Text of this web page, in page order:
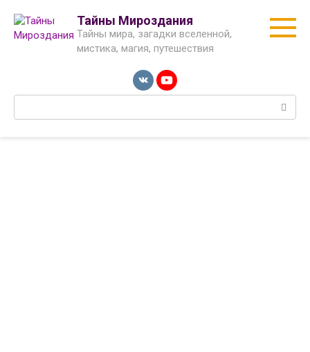
контенту
Тайны Мироздания
Тайны мира, загадки вселенной,
мистика, магия, путешествия